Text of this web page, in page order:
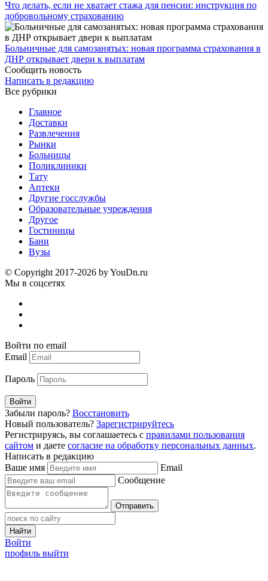
Что делать, если не хватает стажа для пенсии: инструкция по
добровольному страхованию
Больничные для самозанятых: новая программа страхования в
ДНР открывает двери к выплатам
Сообщить новость
Написать в редакцию
Все рубрики
Главное
Доставки
Развлечения
Рынки
Больницы
Поликлиники
Тату
Аптеки
Другие госслужбы
Образовательные учреждения
Другое
Гостиницы
Бани
Вузы
© Copyright 2017-2026 by YouDn.ru
Мы в соцсетях
Войти по email
Email
Пароль
Войти
Забыли пароль? Восстановить
Новый пользователь? Зарегистрируйтесь
Регистрируясь, вы соглашаетесь с правилами пользования
сайтом и даете согласие на обработку персональных данных.
Написать в редакцию
Ваше имя
Email
Сообщение
Отправить
Найти
Войти
профиль выйти